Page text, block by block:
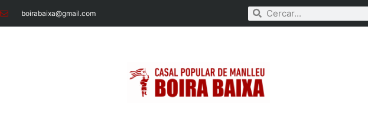
boirabaixa@gmail.com